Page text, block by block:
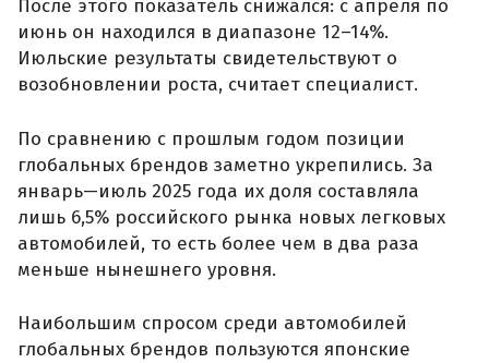
После этого показатель снижался: с апреля по
июнь он находился в диапазоне 12–14%.
Июльские результаты свидетельствуют о
возобновлении роста, считает специалист.
По сравнению с прошлым годом позиции
глобальных брендов заметно укрепились. За
январь—июль 2025 года их доля составляла
лишь 6,5% российского рынка новых легковых
автомобилей, то есть более чем в два раза
меньше нынешнего уровня.
Наибольшим спросом среди автомобилей
глобальных брендов пользуются японские